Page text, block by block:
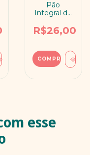
Pão
Integral de
Ancestrais
R$26,00
esse